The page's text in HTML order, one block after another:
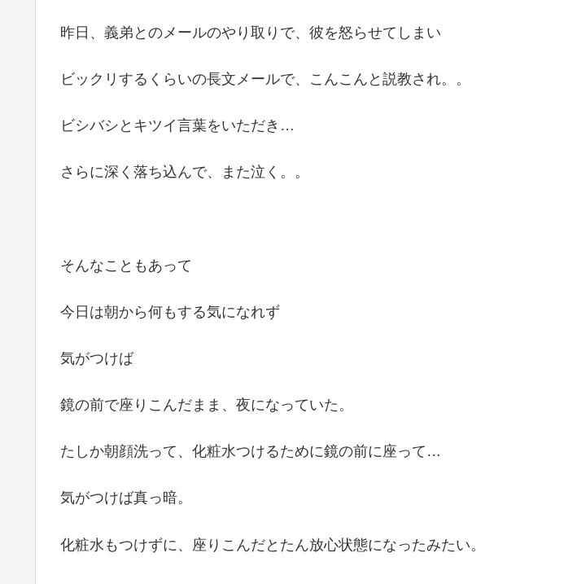
昨日、義弟とのメールのやり取りで、彼を怒らせてしまい
ビックリするくらいの長文メールで、こんこんと説教され。。
ビシバシとキツイ言葉をいただき…
さらに深く落ち込んで、また泣く。。
そんなこともあって
今日は朝から何もする気になれず
気がつけば
鏡の前で座りこんだまま、夜になっていた。
たしか朝顔洗って、化粧水つけるために鏡の前に座って…
気がつけば真っ暗。
化粧水もつけずに、座りこんだとたん放心状態になったみたい。